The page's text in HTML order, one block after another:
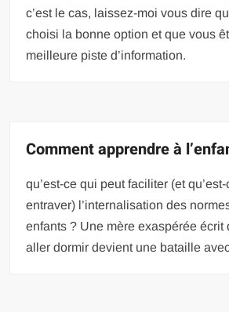
c’est le cas, laissez-moi vous dire
choisi la bonne option et que vous
meilleure piste d’information.
Comment apprendre à
qu’est-ce qui peut faciliter (et
entraver) l’internalisation des
enfants ? Une mère exaspérée écrit
aller dormir devient une bataille